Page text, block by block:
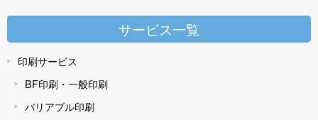
サービス一覧
印刷サービス
BF印刷・一般印刷
バリアブル印刷